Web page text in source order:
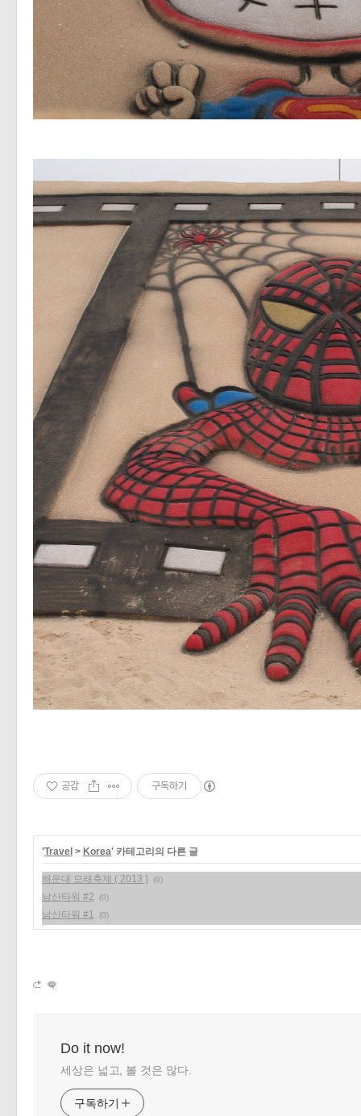
공감 구독하기
'Travel > Korea' 카테고리의 다른 글
해운대 모래축제 ( 2013 ) (0)
남산타워 #2 (0)
남산타워 #1 (0)
Do it now!
세상은 넓고, 볼 것은 많다.
구독하기